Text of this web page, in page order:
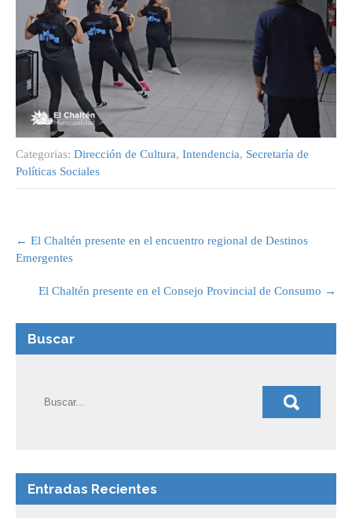
Categorias: Dirección de Cultura, Intendencia, Secretaría de
Políticas Sociales
navigation
← El Chaltén presente en el encuentro regional de Destinos
Emergentes
El Chaltén presente en el Consejo Provincial de Consumo →
Buscar
Entradas Recientes